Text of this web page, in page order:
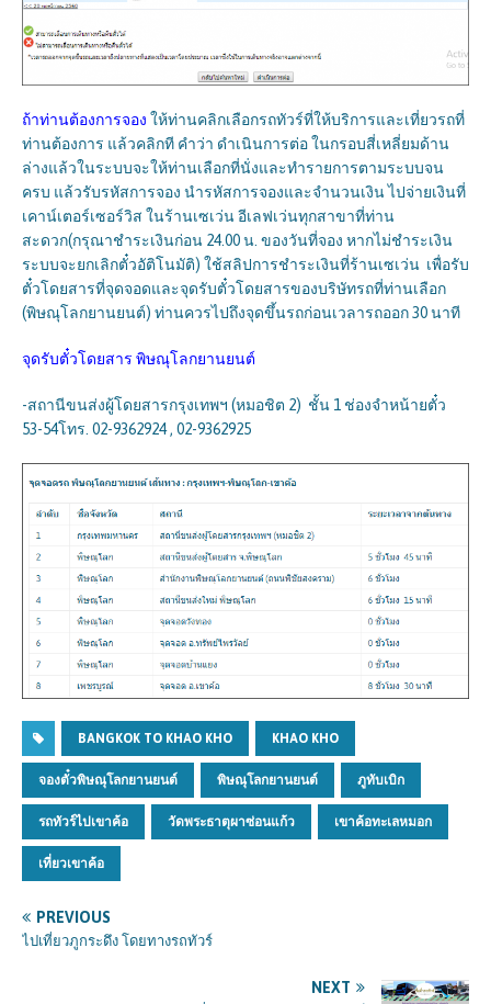
ถ้าท่านต้องการจอง ให้ท่านคลิกเลือกรถทัวร์ที่ให้บริการและเที่ยวรถที่
ท่านต้องการ แล้วคลิกที คำว่า ดำเนินการต่อ ในกรอบสี่เหลี่ยมด้าน
ล่างแล้วในระบบจะให้ท่านเลือกที่นั่งและทำรายการตามระบบจน
ครบ แล้วรับรหัสการจอง นำรหัสการจองและจำนวนเงิน ไปจ่ายเงินที่
เคาน์เตอร์เซอร์วิส ในร้านเซเว่น อีเลฟเว่นทุกสาขาที่ท่าน
สะดวก(กรุณาชำระเงินก่อน 24.00 น. ของวันที่จอง หากไม่ชำระเงิน
ระบบจะยกเลิกตั๋วอัติโนมัติ) ใช้สลิปการชำระเงินที่ร้านเซเว่น เพื่อรับ
ตั๋วโดยสารที่จุดจอดและจุดรับตั๋วโดยสารของบริษัทรถที่ท่านเลือก
(พิษณุโลกยานยนต์) ท่านควรไปถึงจุดขึ้นรถก่อนเวลารถออก 30 นาที
จุดรับตั๋วโดยสาร พิษณุโลกยานยนต์
-สถานีขนส่งผู้โดยสารกรุงเทพฯ (หมอชิต 2) ชั้น 1 ช่องจำหน้ายตั๋ว
53-54โทร. 02-9362924 , 02-9362925
BANGKOK TO KHAO KHO KHAO KHO
จองตั๋วพิษณุโลกยานยนต์ พิษณุโลกยานยนต์ ภูทับเบิก
รถทัวร์ไปเขาค้อ วัดพระธาตุผาซ่อนแก้ว เขาค้อทะเลหมอก
เที่ยวเขาค้อ
PREVIOUS
ไปเที่ยวภูกระดึง โดยทางรถทัวร์
NEXT